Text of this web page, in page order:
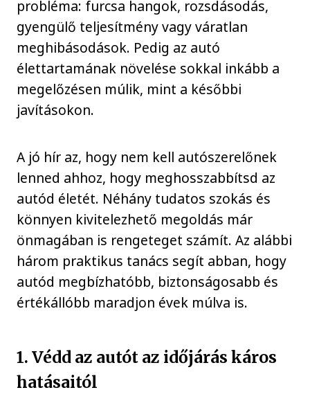
probléma: furcsa hangok, rozsdásodás,
gyengülő teljesítmény vagy váratlan
meghibásodások. Pedig az autó
élettartamának növelése sokkal inkább a
megelőzésen múlik, mint a későbbi
javításokon.
A jó hír az, hogy nem kell autószerelőnek
lenned ahhoz, hogy meghosszabbítsd az
autód életét. Néhány tudatos szokás és
könnyen kivitelezhető megoldás már
önmagában is rengeteget számít. Az alábbi
három praktikus tanács segít abban, hogy
autód megbízhatóbb, biztonságosabb és
értékállóbb maradjon évek múlva is.
1. Védd az autót az időjárás káros
hatásaitól